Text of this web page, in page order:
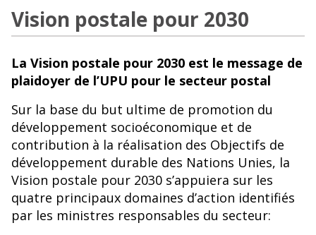
Vision postale pour 2030
La Vision postale pour 2030 est le message de
plaidoyer de l’UPU pour le secteur postal
Sur la base du but ultime de promotion du
développement socioéconomique et de
contribution à la réalisation des Objectifs de
développement durable des Nations Unies, la
Vision postale pour 2030 s’appuiera sur les
quatre principaux domaines d’action identifiés
par les ministres responsables du secteur: